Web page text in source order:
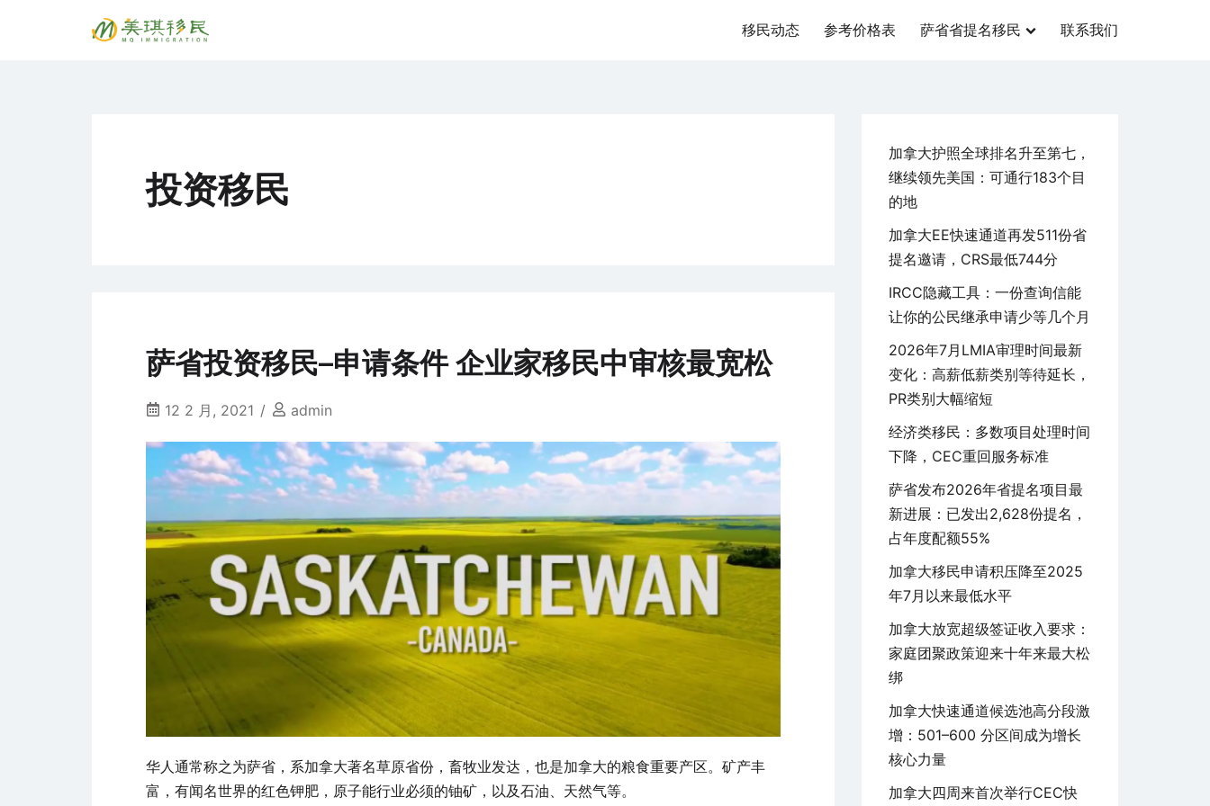
移民动态 参考价格表 萨省省提名移民 联系我们
投资移民
萨省投资移民–申请条件 企业家移民中审核最宽松
12 2 月, 2021 admin
华人通常称之为萨省，系加拿大著名草原省份，畜牧业发达，也是加拿大的粮食重要产区。矿产丰
富，有闻名世界的红色钾肥，原子能行业必须的铀矿，以及石油、天然气等。
加拿大护照全球排名升至第七，
继续领先美国：可通行183个目
的地
加拿大EE快速通道再发511份省
提名邀请，CRS最低744分
IRCC隐藏工具：一份查询信能
让你的公民继承申请少等几个月
2026年7月LMIA审理时间最新
变化：高薪低薪类别等待延长，
PR类别大幅缩短
经济类移民：多数项目处理时间
下降，CEC重回服务标准
萨省发布2026年省提名项目最
新进展：已发出2,628份提名，
占年度配额55%
加拿大移民申请积压降至2025
年7月以来最低水平
加拿大放宽超级签证收入要求：
家庭团聚政策迎来十年来最大松
绑
加拿大快速通道候选池高分段激
增：501–600 分区间成为增长
核心力量
加拿大四周来首次举行CEC快